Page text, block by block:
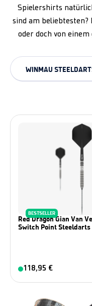
Spielershirts
sind am beliebtesten?
oder doch von einem
WINMAU
BESTSELLER
Red Dragon Gian Van
Switch Point Steeldarts
118,95 €